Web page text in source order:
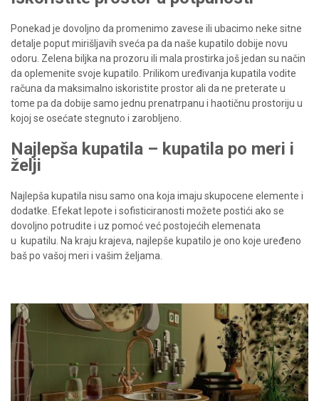
Ponekad je dovoljno da promenimo zavese ili ubacimo neke sitne
detalje poput mirišljavih sveća pa da naše kupatilo dobije novu
odoru. Zelena biljka na prozoru ili mala prostirka još jedan su način
da oplemenite svoje kupatilo. Prilikom uređivanja kupatila vodite
računa da maksimalno iskoristite prostor ali da ne preterate u
tome pa da dobije samo jednu prenatrpanu i haotičnu prostoriju u
kojoj se osećate stegnuto i zarobljeno.
Najlepša kupatila – kupatila po meri i
želji
Najlepša kupatila nisu samo ona koja imaju skupocene elemente i
dodatke. Efekat lepote i sofisticiranosti možete postići ako se
dovoljno potrudite i uz pomoć već postojećih elemenata
u kupatilu. Na kraju krajeva, najlepše kupatilo je ono koje uređeno
baš po vašoj meri i vašim željama.